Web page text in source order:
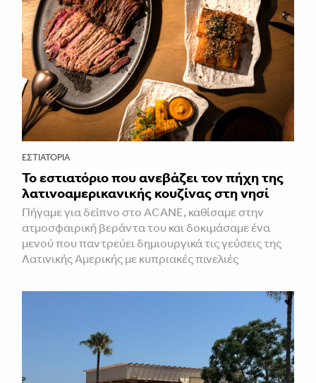
ΕΣΤΙΑΤΌΡΙΑ
Το εστιατόριο που ανεβάζει τον πήχη της
λατινοαμερικανικής κουζίνας στη νησί
Πήγαμε για δείπνο στο ACANE, καθίσαμε στην
ατμοσφαιρική βεράντα του και δοκιμάσαμε ένα
μενού που παντρεύει δημιουργικά τις γεύσεις της
Λατινικής Αμερικής με κυπριακές πινελιές